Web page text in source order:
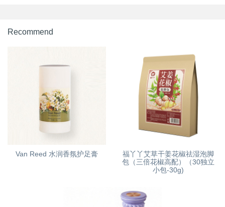
Recommend
Van Reed 水润香氛护足膏
福丫丫艾草干姜花椒祛湿泡脚
包（三倍花椒高配）（30独立
小包-30g)